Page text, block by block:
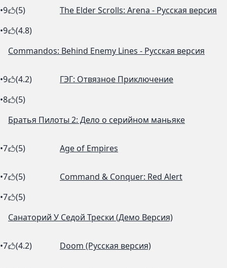
•9 (5)
The Elder Scrolls: Arena - Русская версия
•9
(4.8)
Commandos: Behind Enemy Lines - Русская версия
•9 (4.2)
ГЭГ: Отвязное Приключение
•8
(5)
Братья Пилоты 2: Дело о серийном маньяке
•7 (5) Age of Empires
•7 (5)
Command & Conquer: Red Alert
•7
(5)
Санаторий У Седой Трески (Демо Версия)
•7 (4.2) Doom (Русская версия)